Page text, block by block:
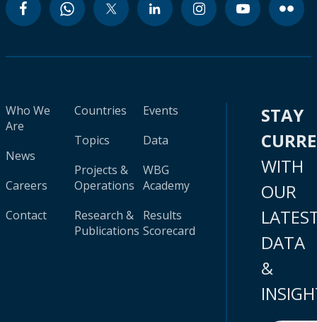
Who We
Are
News
Careers
Contact
Countries
Topics
Projects &
Operations
Research &
Publications
Events
Data
WBG
Academy
Results
Scorecard
STAY
WITH
OUR
DATA
&